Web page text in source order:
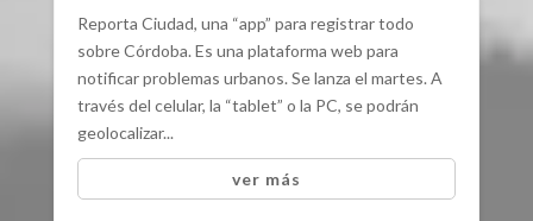
Reporta Ciudad, una “app” para registrar todo
sobre Córdoba. Es una plataforma web para
notificar problemas urbanos. Se lanza el martes. A
través del celular, la “tablet” o la PC, se podrán
geolocalizar...
ver más